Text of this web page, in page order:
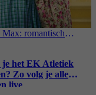
romantisch
het EK Atletiek
Zo volg je alle
live